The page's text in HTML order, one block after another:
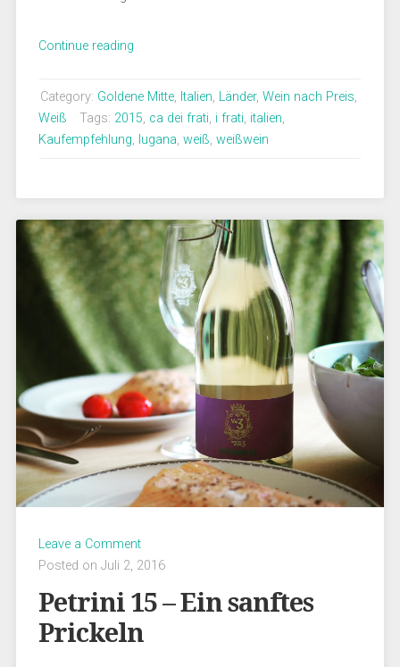
Continue reading„I
Erfrischender
Begleiter
Category: Goldene Mitte, Italien, Länder, Wein nach Preis,
Weiß
Tags: 2015, ca dei frati, i frati, italien,
Kaufempfehlung, lugana, weiß, weißwein
Leave a Comment
Posted on Juli 2, 2016
Petrini 15 – Ein sanftes
Prickeln